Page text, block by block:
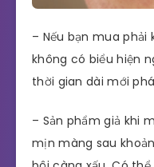
– Nếu bạn mua
không có biểu hiện
thời gian dài mới
– Sản phẩm giả khi
mịn màng sau